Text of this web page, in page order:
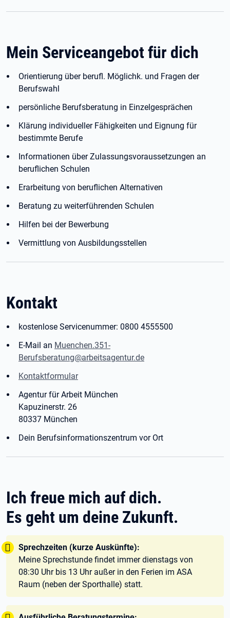
Mein Serviceangebot für dich
Orientierung über berufl. Möglichk. und Fragen der
Berufswahl
persönliche Berufsberatung in Einzelgesprächen
Klärung individueller Fähigkeiten und Eignung für
bestimmte Berufe
Informationen über Zulassungsvoraussetzungen an
beruflichen Schulen
Erarbeitung von beruflichen Alternativen
Beratung zu weiterführenden Schulen
Hilfen bei der Bewerbung
Vermittlung von Ausbildungsstellen
Kontakt
kostenlose Servicenummer: 0800 4555500
E-Mail an Muenchen.351-
Berufsberatung@arbeitsagentur.de
Kontaktformular
Agentur für Arbeit München
Kapuzinerstr. 26
80337 München
Dein Berufsinformationszentrum vor Ort
Ich freue mich auf dich.
Es geht um deine Zukunft.
Tipp:
Sprechzeiten (kurze Auskünfte):
Meine Sprechstunde findet immer dienstags von
08:30 Uhr bis 13 Uhr außer in den Ferien im ASA
Raum (neben der Sporthalle) statt.